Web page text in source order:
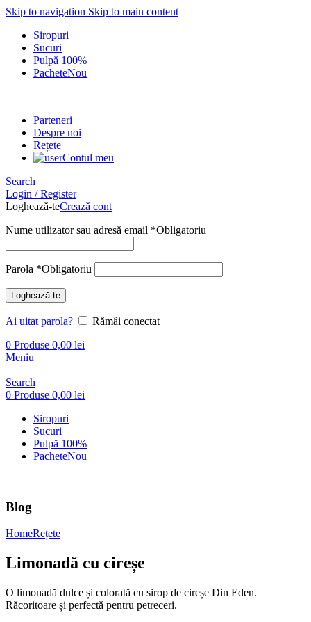
Skip to navigation Skip to main content
Siropuri
Sucuri
Pulpă 100%
PacheteNou
Parteneri
Despre noi
Rețete
Contul meu
Search
Login / Register
Loghează-teCrează cont
Nume utilizator sau adresă email *Obligatoriu
Parola *Obligatoriu
Loghează-te
Ai uitat parola?
Rămâi conectat
0 Produse 0,00 lei
Meniu
Search
0 Produse 0,00 lei
Siropuri
Sucuri
Pulpă 100%
PacheteNou
Blog
HomeRețete
Limonadă cu cireșe
O limonadă dulce și colorată cu sirop de cireșe Din Eden.
Răcoritoare și perfectă pentru petreceri.